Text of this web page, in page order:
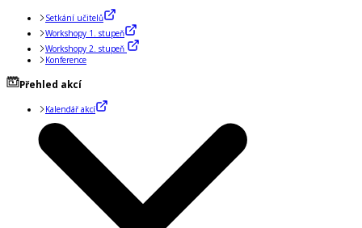
Setkání učitelů
Workshopy 1. stupeň
Workshopy 2. stupeň
Konference
Přehled akcí
Kalendář akcí